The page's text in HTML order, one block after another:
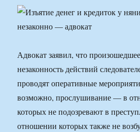
Адвокат заявил, что
незаконность действий
проводят оперативные
возможно, прослушивание — в
которых не подозревают в
отношении которых также не